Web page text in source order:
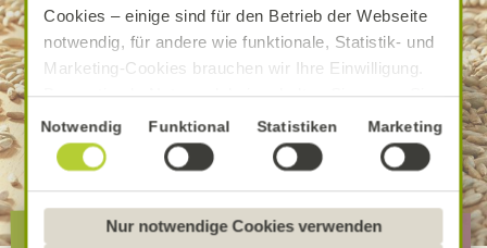
Cookies – einige sind für den Betrieb der Webseite
notwendig, für andere wie funktionale, Statistik- und
Marketing-Cookies brauchen wir Ihre Einwilligung.
Das optimale Nutzererlebnis erhalten Sie, wenn Sie
„Alle Cookies erlauben“ anklicken. Ihre Einwilligung
umfasst in diesem Fall auch den Einsatz von
Dienstleistern in Drittländern, die kein mit der EU
Sofern personenbezogene Daten dorthin übermittelt
Einwilligungsauswahl
Notwendig Funktional Statistiken Marketing
Nur notwendige Cookies verwenden
Die besondere Alnatura